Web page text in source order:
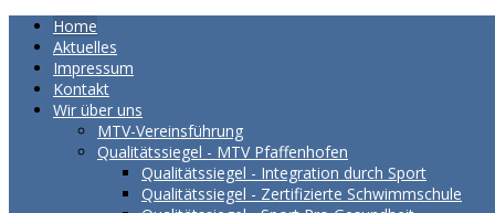
Home
Aktuelles
Impressum
Kontakt
Wir über uns
MTV-Vereinsführung
Qualitätssiegel - MTV Pfaffenhofen
Qualitätssiegel - Integration durch Sport
Qualitätssiegel - Zertifizierte Schwimmschule